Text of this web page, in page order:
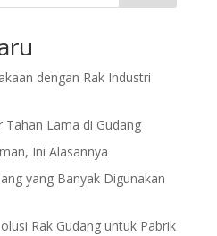
dengan Rak Industri
Tahan Lama di Gudang
Ini Alasannya
yang Banyak Digunakan
Rak Gudang untuk Pabrik